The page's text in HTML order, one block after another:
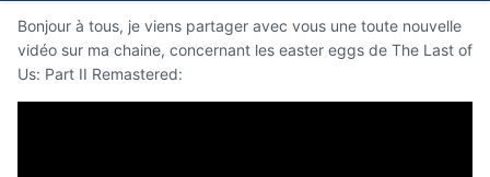
Bonjour à tous, je viens partager avec vous une toute nouvelle
vidéo sur ma chaine, concernant les easter eggs de The Last of
Us: Part II Remastered: